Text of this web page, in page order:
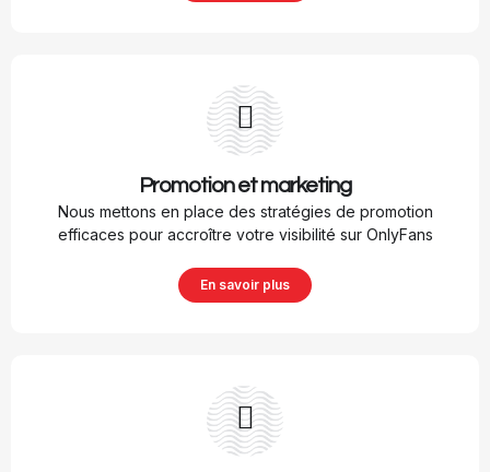
Promotion et marketing
Nous mettons en place des stratégies de promotion
efficaces pour accroître votre visibilité sur OnlyFans
En savoir plus